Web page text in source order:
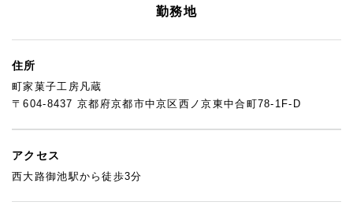
勤務地
住所
町家菓子工房凡蔵
〒604-8437 京都府京都市中京区西ノ京東中合町78-1F-D
アクセス
西大路御池駅から徒歩3分